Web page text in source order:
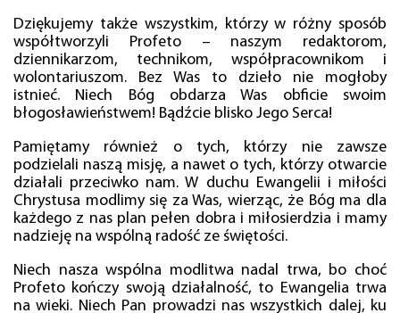
Dziękujemy także wszystkim, którzy w różny sposób
współtworzyli Profeto – naszym redaktorom,
dziennikarzom, technikom, współpracownikom i
wolontariuszom. Bez Was to dzieło nie mogłoby
istnieć. Niech Bóg obdarza Was obficie swoim
błogosławieństwem! Bądźcie blisko Jego Serca!
Pamiętamy również o tych, którzy nie zawsze
podzielali naszą misję, a nawet o tych, którzy otwarcie
działali przeciwko nam. W duchu Ewangelii i miłości
Chrystusa modlimy się za Was, wierząc, że Bóg ma dla
każdego z nas plan pełen dobra i miłosierdzia i mamy
nadzieję na wspólną radość ze świętości.
Niech nasza wspólna modlitwa nadal trwa, bo choć
Profeto kończy swoją działalność, to Ewangelia trwa
na wieki. Niech Pan prowadzi nas wszystkich dalej, ku